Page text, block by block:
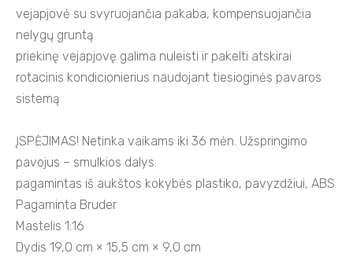
vejapjovė su svyruojančia pakaba, kompensuojančia
nelygų gruntą
priekinę vejapjovę galima nuleisti ir pakelti atskirai
rotacinis kondicionierius naudojant tiesioginės pavaros
sistemą
ĮSPĖJIMAS! Netinka vaikams iki 36 mėn. Užspringimo
pavojus – smulkios dalys.
pagamintas iš aukštos kokybės plastiko, pavyzdžiui, ABS
Pagaminta Bruder
Mastelis 1:16
Dydis 19,0 cm × 15,5 cm × 9,0 cm